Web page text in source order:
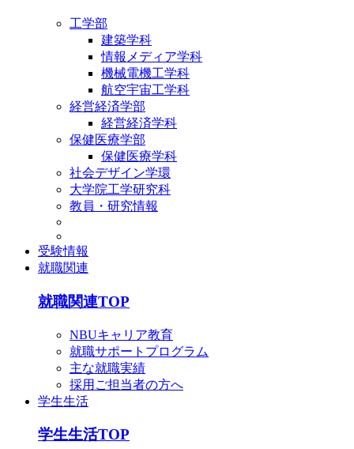
工学部
建築学科
情報メディア学科
機械電機工学科
航空宇宙工学科
経営経済学部
経営経済学科
保健医療学部
保健医療学科
社会デザイン学環
大学院工学研究科
教員・研究情報
受験情報
就職関連
就職関連TOP
NBUキャリア教育
就職サポートプログラム
主な就職実績
採用ご担当者の方へ
学生生活
学生生活TOP